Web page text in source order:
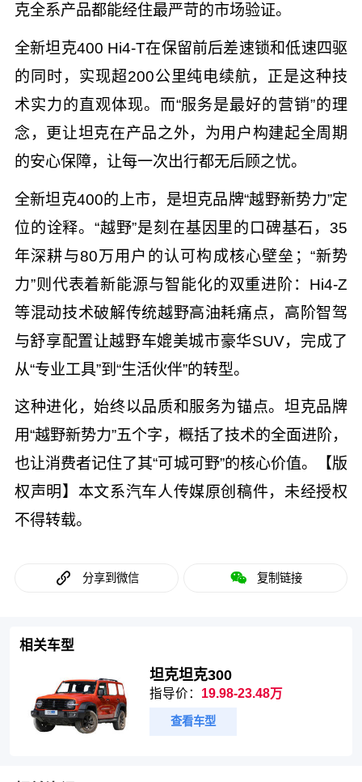
克全系产品都能经住最严苛的市场验证。
全新坦克400 Hi4-T在保留前后差速锁和低速四驱
的同时，实现超200公里纯电续航，正是这种技
术实力的直观体现。而“服务是最好的营销”的理
念，更让坦克在产品之外，为用户构建起全周期
的安心保障，让每一次出行都无后顾之忧。
全新坦克400的上市，是坦克品牌“越野新势力”定
位的诠释。“越野”是刻在基因里的口碑基石，35
年深耕与80万用户的认可构成核心壁垒；“新势
力”则代表着新能源与智能化的双重进阶：Hi4-Z
等混动技术破解传统越野高油耗痛点，高阶智驾
与舒享配置让越野车媲美城市豪华SUV，完成了
从“专业工具”到“生活伙伴”的转型。
这种进化，始终以品质和服务为锚点。坦克品牌
用“越野新势力”五个字，概括了技术的全面进阶，
也让消费者记住了其“可城可野”的核心价值。【版
权声明】本文系汽车人传媒原创稿件，未经授权
不得转载。
分享到微信 复制链接
相关车型
坦克坦克300
指导价： 19.98-23.48万
查看车型